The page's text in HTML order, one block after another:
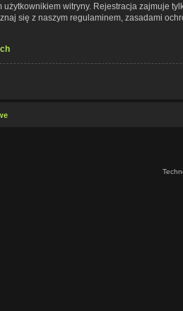
witryny. Rejestracja zajmuje
się z naszym regulaminem, zasadami